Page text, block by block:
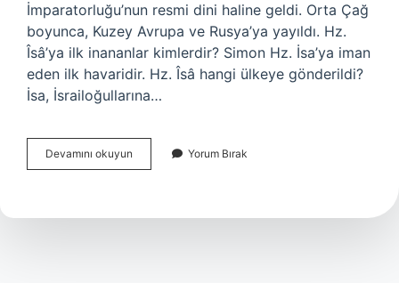
İmparatorluğu’nun resmi dini haline geldi. Orta Çağ
boyunca, Kuzey Avrupa ve Rusya’ya yayıldı. Hz.
Îsâ’ya ilk inananlar kimlerdir? Simon Hz. İsa’ya iman
eden ilk havaridir. Hz. Îsâ hangi ülkeye gönderildi?
İsa, İsrailoğullarına…
Devamını okuyun
Isa
Nereye
Yorum Bırak